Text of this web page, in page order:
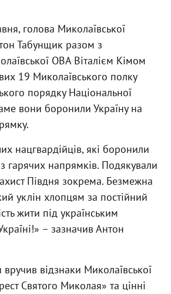
голова Миколаївської
Табунщик разом з
ОВА Віталієм Кімом
19 Миколаївського полку
порядку Національної
вони боронили Україну на
нацгвардійців, які боронили
гарячих напрямків. Подякували
Півдня зокрема. Безмежна
уклін хлопцям за постійний
жити під українським
– зазначив Антон
відзнаки Миколаївської
Святого Миколая» та цінні